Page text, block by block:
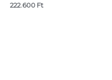
Értékelés:
222.600 Ft